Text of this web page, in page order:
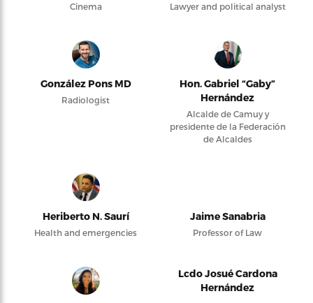
Cinema Lawyer and political analyst
González Pons MD
Radiologist
Hon. Gabriel “Gaby”
Hernández
Alcalde de Camuy y
presidente de la Federación
de Alcaldes
Heriberto N. Saurí
Health and emergencies
Jaime Sanabria
Professor of Law
Lcdo Josué Cardona
Hernández